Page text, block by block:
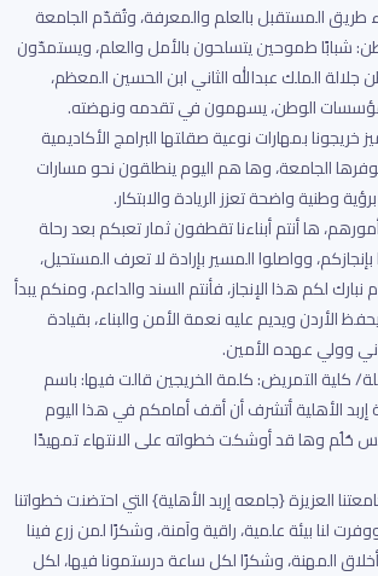
طريق المستقبل بالعلم والمعرفة، وتُقدّم الجامعة
شبابًا طموحين يتسلحون بالأمل والعلم، ويستمدّون
الملك عبدالله الثاني ابن الحسين المعظم،
مؤسسات الوطن، يسهمون في تقدمه ونهضته.
بمهارات نوعية صقلتها البرامج الأكاديمية
الجامعة، وها هم اليوم ينطلقون نحو مسارات
وطنية واضحة تعزز الريادة والابتكار.
ها أنتم أبناءنا تقطفون ثمار تعبكم بعد رحلة
بإنجازكم، وواصلوا المسير بإرادة لا تعرف المستحيل،
نبارك لكم هذا الإنجاز، فأنتم السند والداعم، ومنكم يبدأ
الأردن ويديم عليه نعمة الأمن والبناء، بقيادة
وولي عهده الأمين.
كلية التمريض: كلمة الخريجين قالت فيها: باسم
الأهلية أتشرف أن أقف أمامكم في هذا اليوم
حُلُم وها قد أوشكت خطواته على الانتهاء تمهيدًا
العزيزة {جامعه إربد الأهلية} التي احتضنت خطواتنا
لنا بيئة علمية، راقية وآمنة، وشكرًا لمن زرع فينا
المهنة، وشكرًا لكل ساعة درستمونا فيها، لكل